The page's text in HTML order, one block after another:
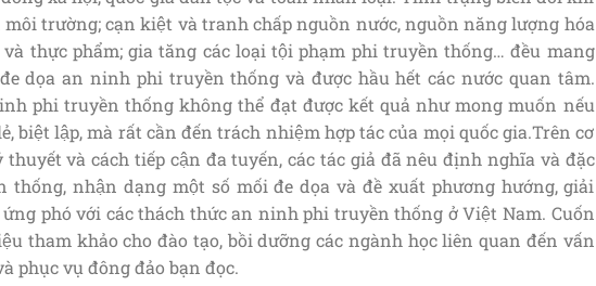
trường; cạn kiệt và tranh chấp nguồn nước, nguồn năng lượng hóa
thực phẩm; gia tăng các loại tội phạm phi truyền thống… đều mang
dọa an ninh phi truyền thống và được hầu hết các nước quan tâm.
phi truyền thống không thể đạt được kết quả như mong muốn nếu
biệt lập, mà rất cần đến trách nhiệm hợp tác của mọi quốc gia.Trên cơ
và cách tiếp cận đa tuyến, các tác giả đã nêu định nghĩa và đặc
nhận dạng một số mối đe dọa và đề xuất phương hướng, giải
phó với các thách thức an ninh phi truyền thống ở Việt Nam. Cuốn
tham khảo cho đào tạo, bồi dưỡng các ngành học liên quan đến vấn
phục vụ đông đảo bạn đọc.